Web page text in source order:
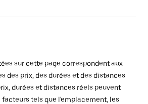
sur cette page correspondent aux
des prix, des durées et des distances
durées et distances réels peuvent
tels que l'emplacement, les